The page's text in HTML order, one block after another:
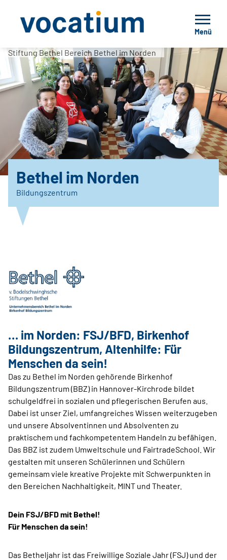
Menü
Stiftung Bethel Bereich Bethel im Norden
Bethel im Norden
Bildungszentrum
… im Norden: FSJ/BFD, Birkenhof
Bildungszentrum, Altenhilfe: Für
Menschen da sein!
Das zu Bethel im Norden gehörende Birkenhof
Bildungszentrum (BBZ) in Hannover-Kirchrode bildet
schulgeldfrei in sozialen und pflegerischen Berufen aus.
Dabei ist unser Ziel, umfangreiches Wissen weiterzugeben
und unsere Absolventinnen und Absolventen zu
praktischem und fachkompetentem Handeln zu befähigen.
Das BBZ ist zudem Umweltschule und FairtradeSchool. Wir
gestalten mit unseren Schülerinnen und Schülern
gemeinsam viele kreative Projekte mit Schwerpunkten in
den Bereichen Nachhaltigkeit, MINT und Theater.
Dein FSJ/BFD mit Bethel!
Für Menschen da sein!
Das Betheljahr ist das Freiwillige Soziale Jahr (FSJ) und der